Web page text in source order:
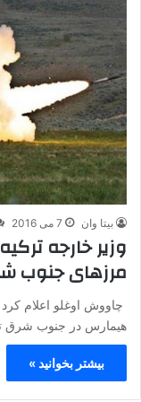
بیتا وان 7 می 2016
وزیر خارجه
مرزهای جنوب
چاووش اوغلو اعلام
هیمارس در جنوب شرق
بیشتر بخوانید »